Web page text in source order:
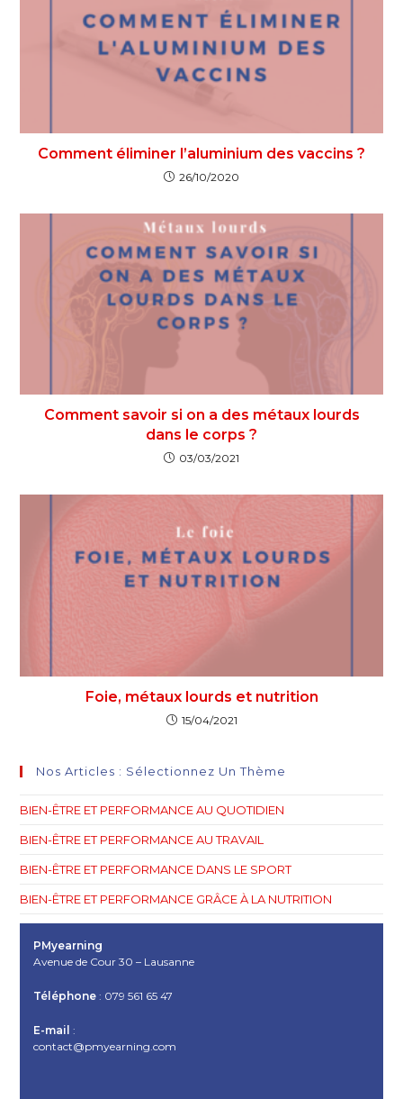
Comment éliminer l’aluminium des vaccins ?
26/10/2020
Comment savoir si on a des métaux lourds
dans le corps ?
03/03/2021
Foie, métaux lourds et nutrition
15/04/2021
Nos Articles : Sélectionnez Un Thème
BIEN-ÊTRE ET PERFORMANCE AU QUOTIDIEN
BIEN-ÊTRE ET PERFORMANCE AU TRAVAIL
BIEN-ÊTRE ET PERFORMANCE DANS LE SPORT
BIEN-ÊTRE ET PERFORMANCE GRÂCE À LA NUTRITION
PMyearning
Avenue de Cour 30 – Lausanne
Téléphone : 079 561 65 47
E-mail :
contact@pmyearning.com